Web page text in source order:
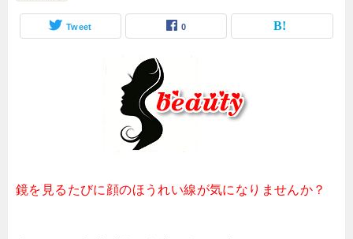
Tweet 0
鏡を見るたびに顔のほうれい線が気になりませんか？